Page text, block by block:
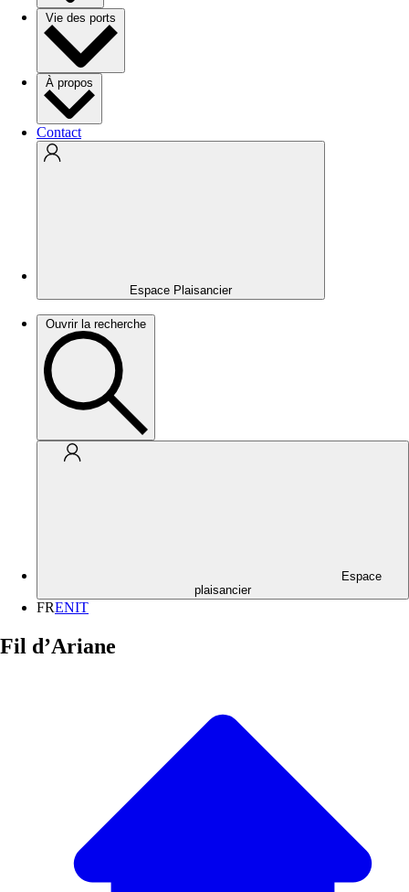
Vie des ports
À propos
Contact
Espace Plaisancier
Ouvrir la recherche
Espace
plaisancier
FRENIT
Fil d’Ariane